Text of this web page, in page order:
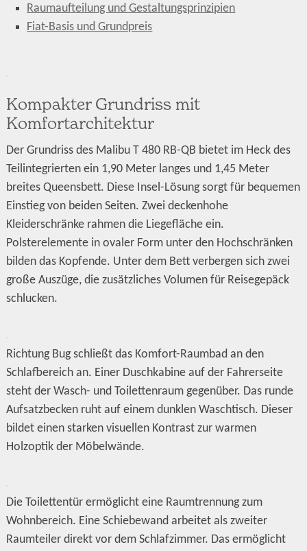
Raumaufteilung und Gestaltungsprinzipien
Fiat-Basis und Grundpreis
Kompakter Grundriss mit
Komfortarchitektur
Der Grundriss des Malibu T 480 RB-QB bietet im Heck des
Teilintegrierten ein 1,90 Meter langes und 1,45 Meter
breites Queensbett. Diese Insel-Lösung sorgt für bequemen
Einstieg von beiden Seiten. Zwei deckenhohe
Kleiderschränke rahmen die Liegefläche ein.
Polsterelemente in ovaler Form unter den Hochschränken
bilden das Kopfende. Unter dem Bett verbergen sich zwei
große Auszüge, die zusätzliches Volumen für Reisegepäck
schlucken.
Richtung Bug schließt das Komfort-Raumbad an den
Schlafbereich an. Einer Duschkabine auf der Fahrerseite
steht der Wasch- und Toilettenraum gegenüber. Das runde
Aufsatzbecken ruht auf einem dunklen Waschtisch. Dieser
bildet einen starken visuellen Kontrast zur warmen
Holzoptik der Möbelwände.
Die Toilettentür ermöglicht eine Raumtrennung zum
Wohnbereich. Eine Schiebewand arbeitet als zweiter
Raumteiler direkt vor dem Schlafzimmer. Das ermöglicht